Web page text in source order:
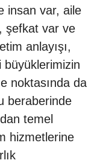
insan var, aile
şefkat var ve
anlayışı,
büyüklerimizin
noktasında da
beraberinde
temel
hizmetlerine